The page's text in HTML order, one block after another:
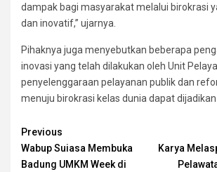
dampak bagi masyarakat melalui birokrasi
dan inovatif,” ujarnya.
Pihaknya juga menyebutkan beberapa
inovasi yang telah dilakukan oleh Unit
penyelenggaraan pelayanan publik dan
menuju birokrasi kelas dunia dapat
Continue
Reading
Previous
Wabup Suiasa Membuka
Badung UMKM Week di
Karya